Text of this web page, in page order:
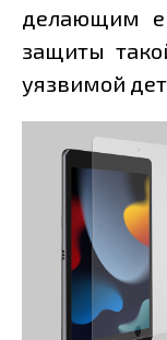
делающим
защиты
уязвимой